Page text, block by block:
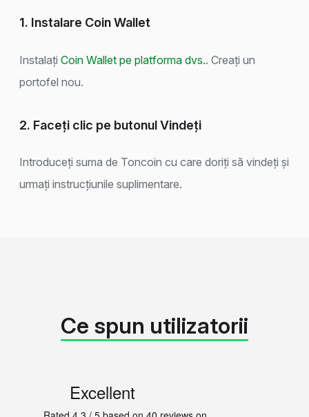
1. Instalare Coin Wallet
Instalați Coin Wallet pe platforma dvs.. Creați un
portofel nou.
2. Faceți clic pe butonul Vindeți
Introduceți suma de Toncoin cu care doriți să vindeți și
urmați instrucțiunile suplimentare.
Ce spun utilizatorii